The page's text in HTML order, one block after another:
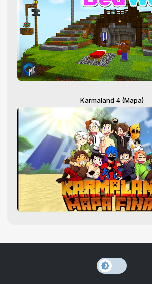
Karmaland 4 (Mapa)